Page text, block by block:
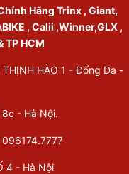
Hãng Trinx , Giant,
, Calii ,Winner,GLX ,
TP HCM
HÀO 1 - Đống Đa -
8c - Hà Nội.
096174.7777
4 - Hà Nội